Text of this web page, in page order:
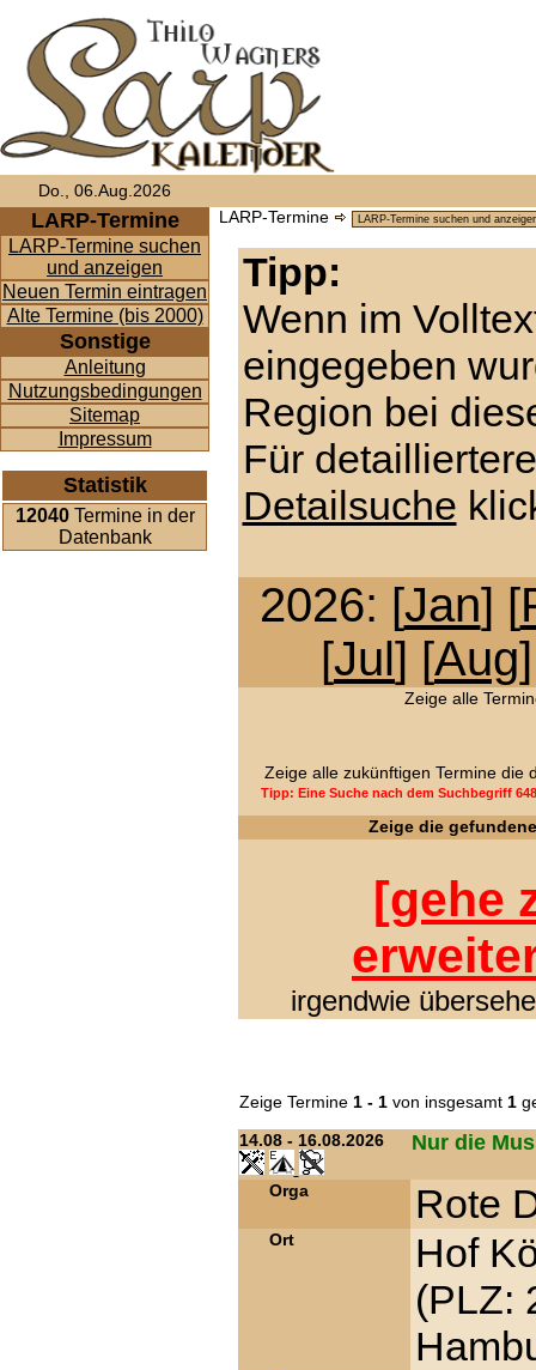
Do., 06.Aug.2026
LARP-Termine
LARP-Termine suchen
und anzeigen
Neuen Termin eintragen
Alte Termine (bis 2000)
Sonstige
Anleitung
Nutzungsbedingungen
Sitemap
Impressum
Statistik
12040Termine in der
Datenbank
LARP-Termine
Tipp:
Wenn im
eingegeben
Region bei
Für
Detailsuche
2026: [Jan] [
[Jul] [Aug
Zeige alle
Zeige alle zukünftigen Termine
Tipp: Eine Suche nach dem Suchbegriff
Zeige die
[gehe
irgendwie
Zeige Termine 1 - 1von insgesamt 1
14.08 - 16.08.2026
Nur die
Orga Rote
Ort
Hof
(PLZ: